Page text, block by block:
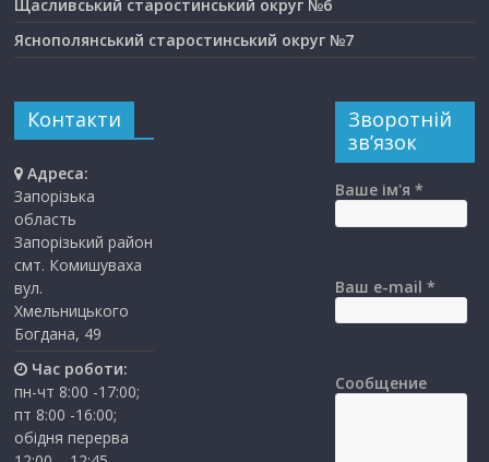
Щасливський старостинський округ №6
Яснополянський старостинський округ №7
Контакти
Адреса:
Запорізька
область
Запорізький район
смт. Комишуваха
вул.
Хмельницького
Богдана, 49
Час роботи:
пн-чт 8:00 -17:00;
пт 8:00 -16:00;
обідня перерва
Зворотній
зв’язок
Ваше ім'я *
Ваш e-mail *
Сообщение